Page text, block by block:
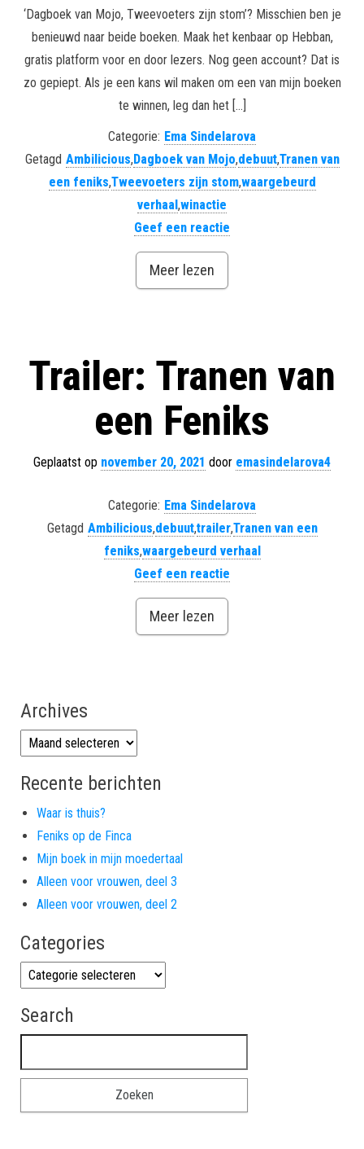
‘Dagboek van Mojo, Tweevoeters zijn stom’? Misschien ben je
benieuwd naar beide boeken. Maak het kenbaar op Hebban,
gratis platform voor en door lezers. Nog geen account? Dat is
zo gepiept. Als je een kans wil maken om een van mijn boeken
te winnen, leg dan het […]
Categorie: Ema Sindelarova
Getagd Ambilicious,Dagboek van Mojo,debuut,Tranen van
een feniks,Tweevoeters zijn stom,waargebeurd
verhaal,winactie
Geef een reactie
Meer lezen
Trailer: Tranen van
een Feniks
Geplaatst op november 20, 2021 door emasindelarova4
Categorie: Ema Sindelarova
Getagd Ambilicious,debuut,trailer,Tranen van een
feniks,waargebeurd verhaal
Geef een reactie
Meer lezen
Archives
Archives
Recente berichten
Waar is thuis?
Feniks op de Finca
Mijn boek in mijn moedertaal
Alleen voor vrouwen, deel 3
Alleen voor vrouwen, deel 2
Categories
Categories
Search